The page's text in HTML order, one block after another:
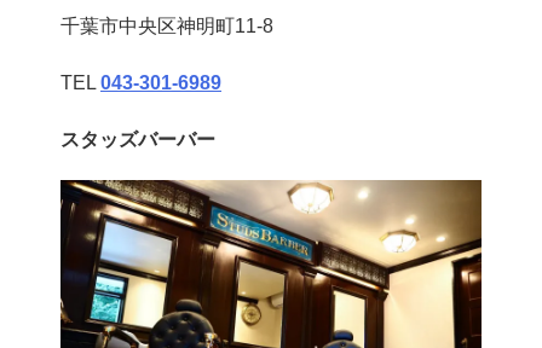
千葉市中央区神明町11-8
TEL 043‐301‐6989
スタッズバーバー